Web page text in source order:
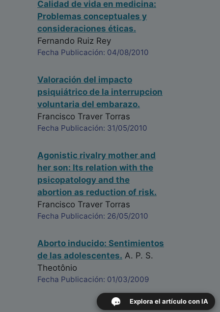
Calidad de vida en medicina:
Problemas conceptuales y
consideraciones éticas.
Fernando Ruiz Rey
Fecha Publicación: 04/08/2010
Valoración del impacto
psiquiátrico de la interrupcion
voluntaria del embarazo.
Francisco Traver Torras
Fecha Publicación: 31/05/2010
Agonistic rivalry mother and
her son: Its relation with the
psicopatology and the
abortion as reduction of risk.
Francisco Traver Torras
Fecha Publicación: 26/05/2010
Aborto inducido: Sentimientos
de las adolescentes. A. P. S.
Theotônio
Fecha Publicación: 01/03/2009
Explora el artículo con IA